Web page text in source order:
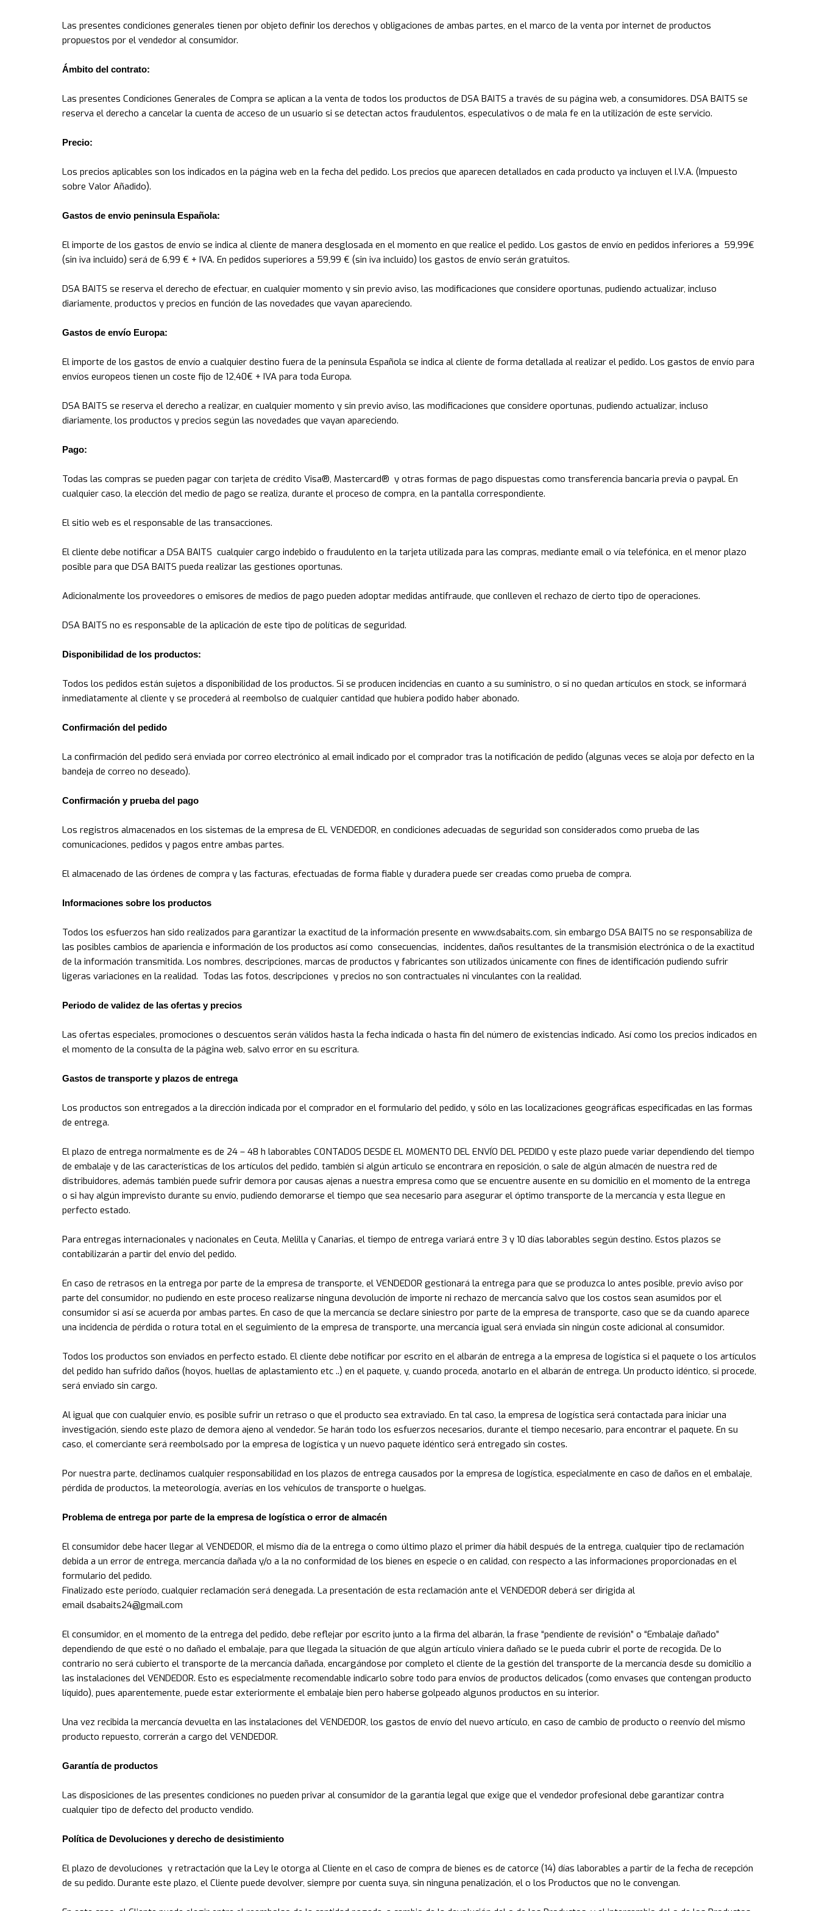
Las presentes condiciones generales tienen por objeto definir los derechos y obligaciones de ambas partes, en el marco de la venta por internet de productos
propuestos por el vendedor al consumidor.
Ámbito del contrato:
Las presentes Condiciones Generales de Compra se aplican a la venta de todos los productos de DSA BAITS a través de su página web, a consumidores. DSA BAITS se
reserva el derecho a cancelar la cuenta de acceso de un usuario si se detectan actos fraudulentos, especulativos o de mala fe en la utilización de este servicio.
Precio:
Los precios aplicables son los indicados en la página web en la fecha del pedido. Los precios que aparecen detallados en cada producto ya incluyen el I.V.A. (Impuesto
sobre Valor Añadido).
Gastos de envio peninsula Española:
El importe de los gastos de envío se indica al cliente de manera desglosada en el momento en que realice el pedido. Los gastos de envío en pedidos inferiores a 59,99€
(sin iva incluido) será de 6,99 € + IVA. En pedidos superiores a 59,99 € (sin iva incluido) los gastos de envío serán gratuitos.
DSA BAITS se reserva el derecho de efectuar, en cualquier momento y sin previo aviso, las modificaciones que considere oportunas, pudiendo actualizar, incluso
diariamente, productos y precios en función de las novedades que vayan apareciendo.
Gastos de envío Europa:
El importe de los gastos de envío a cualquier destino fuera de la península Española se indica al cliente de forma detallada al realizar el pedido. Los gastos de envío para
envíos europeos tienen un coste fijo de 12,40€ + IVA para toda Europa.
DSA BAITS se reserva el derecho a realizar, en cualquier momento y sin previo aviso, las modificaciones que considere oportunas, pudiendo actualizar, incluso
diariamente, los productos y precios según las novedades que vayan apareciendo.
Pago:
Todas las compras se pueden pagar con tarjeta de crédito Visa®, Mastercard® y otras formas de pago dispuestas como transferencia bancaria previa o paypal. En
cualquier caso, la elección del medio de pago se realiza, durante el proceso de compra, en la pantalla correspondiente.
El sitio web es el responsable de las transacciones.
El cliente debe notificar a DSA BAITS cualquier cargo indebido o fraudulento en la tarjeta utilizada para las compras, mediante email o vía telefónica, en el menor plazo
posible para que DSA BAITS pueda realizar las gestiones oportunas.
Adicionalmente los proveedores o emisores de medios de pago pueden adoptar medidas antifraude, que conlleven el rechazo de cierto tipo de operaciones.
DSA BAITS no es responsable de la aplicación de este tipo de políticas de seguridad.
Disponibilidad de los productos:
Todos los pedidos están sujetos a disponibilidad de los productos. Si se producen incidencias en cuanto a su suministro, o si no quedan artículos en stock, se informará
inmediatamente al cliente y se procederá al reembolso de cualquier cantidad que hubiera podido haber abonado.
Confirmación del pedido
La confirmación del pedido será enviada por correo electrónico al email indicado por el comprador tras la notificación de pedido (algunas veces se aloja por defecto en la
bandeja de correo no deseado).
Confirmación y prueba del pago
Los registros almacenados en los sistemas de la empresa de EL VENDEDOR, en condiciones adecuadas de seguridad son considerados como prueba de las
comunicaciones, pedidos y pagos entre ambas partes.
El almacenado de las órdenes de compra y las facturas, efectuadas de forma fiable y duradera puede ser creadas como prueba de compra.
Informaciones sobre los productos
Todos los esfuerzos han sido realizados para garantizar la exactitud de la información presente en www.dsabaits.com, sin embargo DSA BAITS no se responsabiliza de
las posibles cambios de apariencia e información de los productos así como consecuencias, incidentes, daños resultantes de la transmisión electrónica o de la exactitud
de la información transmitida. Los nombres, descripciones, marcas de productos y fabricantes son utilizados únicamente con fines de identificación pudiendo sufrir
ligeras variaciones en la realidad. Todas las fotos, descripciones y precios no son contractuales ni vinculantes con la realidad.
Periodo de validez de las ofertas y precios
Las ofertas especiales, promociones o descuentos serán válidos hasta la fecha indicada o hasta fin del número de existencias indicado. Así como los precios indicados en
el momento de la consulta de la página web, salvo error en su escritura.
Gastos de transporte y plazos de entrega
Los productos son entregados a la dirección indicada por el comprador en el formulario del pedido, y sólo en las localizaciones geográficas especificadas en las formas
de entrega.
El plazo de entrega normalmente es de 24 – 48 h laborables CONTADOS DESDE EL MOMENTO DEL ENVÍO DEL PEDIDO y este plazo puede variar dependiendo del tiempo
de embalaje y de las características de los artículos del pedido, también si algún articulo se encontrara en reposición, o sale de algún almacén de nuestra red de
distribuidores, además también puede sufrir demora por causas ajenas a nuestra empresa como que se encuentre ausente en su domicilio en el momento de la entrega
o si hay algún imprevisto durante su envío, pudiendo demorarse el tiempo que sea necesario para asegurar el óptimo transporte de la mercancía y esta llegue en
perfecto estado.
Para entregas internacionales y nacionales en Ceuta, Melilla y Canarias, el tiempo de entrega variará entre 3 y 10 días laborables según destino. Estos plazos se
contabilizarán a partir del envío del pedido.
En caso de retrasos en la entrega por parte de la empresa de transporte, el VENDEDOR gestionará la entrega para que se produzca lo antes posible, previo aviso por
parte del consumidor, no pudiendo en este proceso realizarse ninguna devolución de importe ni rechazo de mercancía salvo que los costos sean asumidos por el
consumidor si así se acuerda por ambas partes. En caso de que la mercancía se declare siniestro por parte de la empresa de transporte, caso que se da cuando aparece
una incidencia de pérdida o rotura total en el seguimiento de la empresa de transporte, una mercancía igual será enviada sin ningún coste adicional al consumidor.
Todos los productos son enviados en perfecto estado. El cliente debe notificar por escrito en el albarán de entrega a la empresa de logística si el paquete o los artículos
del pedido han sufrido daños (hoyos, huellas de aplastamiento etc ..) en el paquete, y, cuando proceda, anotarlo en el albarán de entrega. Un producto idéntico, si procede,
será enviado sin cargo.
Al igual que con cualquier envío, es posible sufrir un retraso o que el producto sea extraviado. En tal caso, la empresa de logística será contactada para iniciar una
investigación, siendo este plazo de demora ajeno al vendedor. Se harán todo los esfuerzos necesarios, durante el tiempo necesario, para encontrar el paquete. En su
caso, el comerciante será reembolsado por la empresa de logística y un nuevo paquete idéntico será entregado sin costes.
Por nuestra parte, declinamos cualquier responsabilidad en los plazos de entrega causados por la empresa de logística, especialmente en caso de daños en el embalaje,
pérdida de productos, la meteorología, averías en los vehículos de transporte o huelgas.
Problema de entrega por parte de la empresa de logística o error de almacén
El consumidor debe hacer llegar al VENDEDOR, el mismo día de la entrega o como último plazo el primer día hábil después de la entrega, cualquier tipo de reclamación
debida a un error de entrega, mercancía dañada y/o a la no conformidad de los bienes en especie o en calidad, con respecto a las informaciones proporcionadas en el
formulario del pedido.
Finalizado este período, cualquier reclamación será denegada. La presentación de esta reclamación ante el VENDEDOR deberá ser dirigida al
email dsabaits24@gmail.com
El consumidor, en el momento de la entrega del pedido, debe reflejar por escrito junto a la firma del albarán, la frase “pendiente de revisión” o “Embalaje dañado”
dependiendo de que esté o no dañado el embalaje, para que llegada la situación de que algún artículo viniera dañado se le pueda cubrir el porte de recogida. De lo
contrario no será cubierto el transporte de la mercancía dañada, encargándose por completo el cliente de la gestión del transporte de la mercancía desde su domicilio a
las instalaciones del VENDEDOR. Esto es especialmente recomendable indicarlo sobre todo para envíos de productos delicados (como envases que contengan producto
líquido), pues aparentemente, puede estar exteriormente el embalaje bien pero haberse golpeado algunos productos en su interior.
Una vez recibida la mercancía devuelta en las instalaciones del VENDEDOR, los gastos de envío del nuevo artículo, en caso de cambio de producto o reenvío del mismo
producto repuesto, correrán a cargo del VENDEDOR.
Garantía de productos
Las disposiciones de las presentes condiciones no pueden privar al consumidor de la garantía legal que exige que el vendedor profesional debe garantizar contra
cualquier tipo de defecto del producto vendido.
Política de Devoluciones y derecho de desistimiento
El plazo de devoluciones y retractación que la Ley le otorga al Cliente en el caso de compra de bienes es de catorce (14) días laborables a partir de la fecha de recepción
de su pedido. Durante este plazo, el Cliente puede devolver, siempre por cuenta suya, sin ninguna penalización, el o los Productos que no le convengan.